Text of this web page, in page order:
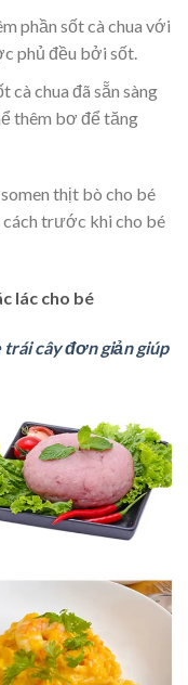
phần sốt cà chua với
phủ đều bởi sốt.
cà chua đã sẵn sàng
thêm bơ để tăng
thịt bò cho bé
cách trước khi cho bé
lác cho bé
trái cây đơn giản giúp